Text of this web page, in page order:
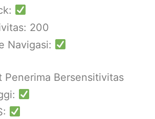
200
Navigasi:
Penerima Bersensitivitas